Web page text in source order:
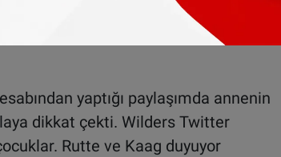
gibi eşyaların temininde onlara
yaptığı paylaşımda annenin
dikkat çekti. Wilders Twitter
Rutte ve Kaag duyuyor